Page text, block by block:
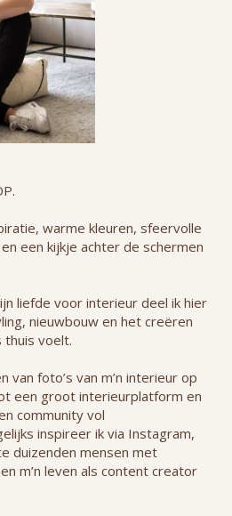
warme kleuren, sfeervolle
een kijkje achter de schermen
liefde voor interieur deel ik hier
nieuwbouw en het creëren
thuis voelt.
van foto’s van m’n interieur op
een groot interieurplatform en
community vol
inspireer ik via Instagram,
duizenden mensen met
m’n leven als content creator